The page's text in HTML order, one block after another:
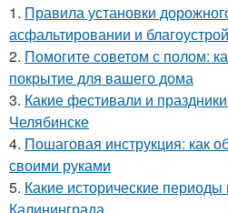
1. Правила установки
асфальтировании и
2. Помогите советом с полом:
покрытие для вашего дома
3. Какие фестивали и
Челябинске
4. Пошаговая инструкция: как
своими руками
5. Какие исторические
Калининграда